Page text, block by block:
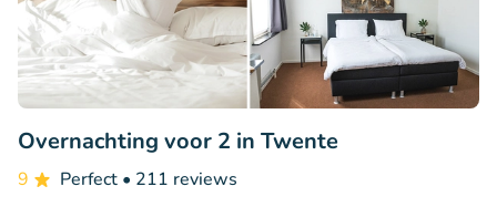
Overnachting voor 2 in Twente
9 Perfect • 211 reviews